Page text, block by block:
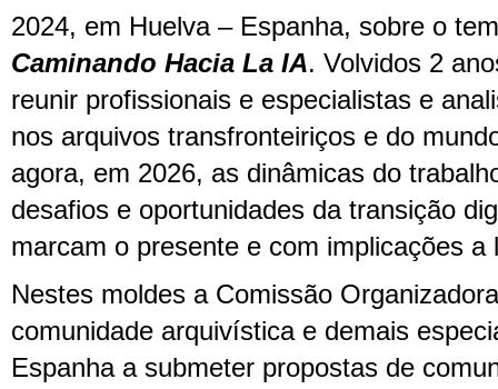
2024, em Huelva – Espanha, sobre o
Caminando Hacia La IA. Volvidos 2
reunir profissionais e especialistas e
nos arquivos transfronteiriços e do
agora, em 2026, as dinâmicas do
desafios e oportunidades da transição
marcam o presente e com implicações a
Nestes moldes a Comissão
comunidade arquivística e demais
Espanha a submeter propostas de